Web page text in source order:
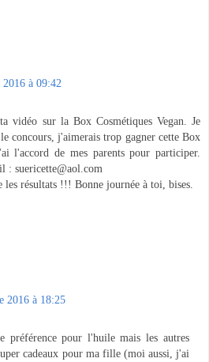
2016 à 09:42
vidéo sur la Box Cosmétiques Vegan. Je
concours, j'aimerais trop gagner cette Box
l'accord de mes parents pour participer.
: suericette@aol.com
les résultats !!! Bonne journée à toi, bises.
2016 à 18:25
préférence pour l'huile mais les autres
cadeaux pour ma fille (moi aussi, j'ai